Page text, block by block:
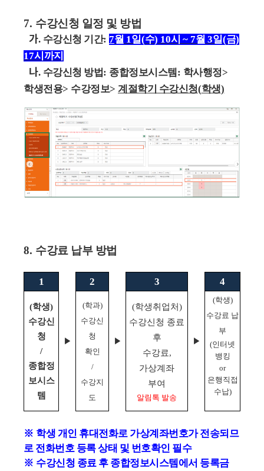
7. 수강신청 일정 및 방법
가. 수강신청 기간: 7월 1일(수) 10시 ~ 7월 3일(금)
17시까지
나. 수강신청 방법 : 종합정보시스템 : 학사행정>
학생전용> 수강정보> 계절학기 수강신청(학생)
8. 수강료 납부 방법
1
▶
2
▶
3
▶
4
(학생)
수강신
청
/
종합정
보시스
템
(학과)
수강신
청
확인
/
수강지
도
(학생취업처)
수강신청 종료
후
수강료,
가상계좌
부여
알림톡 발송
(학생)
수강료 납
부
(인터넷
뱅킹
or
은행직접
수납)
※ 학생 개인 휴대전화로 가상계좌번호가 전송되므
로 전화번호 등록 상태 및 번호확인 필수
※ 수강신청 종료 후 종합정보시스템에서 등록금